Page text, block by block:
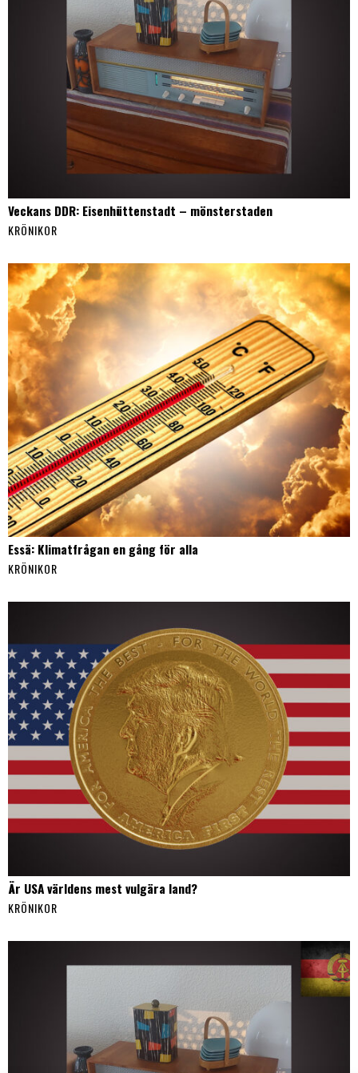
Veckans DDR: Eisenhüttenstadt – mönsterstaden
KRÖNIKOR
Essä: Klimatfrågan en gång för alla
KRÖNIKOR
Är USA världens mest vulgära land?
KRÖNIKOR